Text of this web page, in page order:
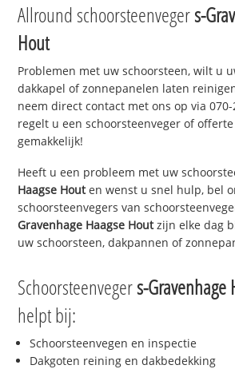
Allround schoorsteenvegers-
Hout
Problemen met uw schoorsteen, wilt u
dakkapel of zonnepanelen laten
neem direct contact met ons op via 070-
regelt u een schoorsteenveger of
gemakkelijk!
Heeft u een probleem met uw
Haagse Houten wenst u snel hulp, bel
schoorsteenvegers van
Gravenhage Haagse Houtzijn elke dag
uw schoorsteen, dakpannen of
Schoorsteenvegers-Gravenhage
helpt bij:
Schoorsteenvegen en inspectie
Dakgoten reining en dakbedekking